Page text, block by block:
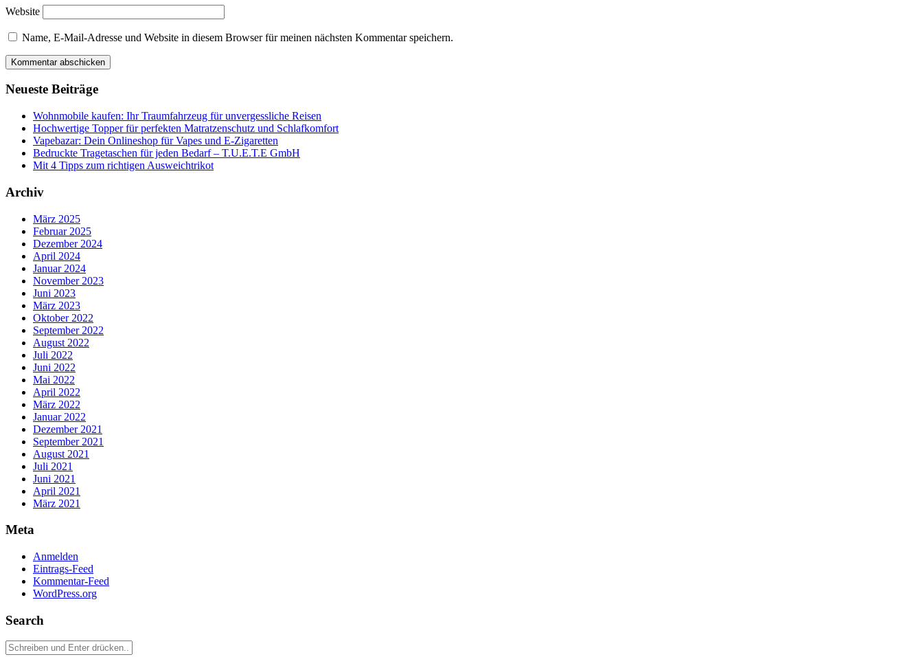
Website
Name, E-Mail-Adresse und Website in diesem Browser für meinen nächsten Kommentar speichern.
Neueste Beiträge
Wohnmobile kaufen: Ihr Traumfahrzeug für unvergessliche Reisen
Hochwertige Topper für perfekten Matratzenschutz und Schlafkomfort
Vapebazar: Dein Onlineshop für Vapes und E-Zigaretten
Bedruckte Tragetaschen für jeden Bedarf – T.U.E.T.E GmbH
Mit 4 Tipps zum richtigen Ausweichtrikot
Archiv
März 2025
Februar 2025
Dezember 2024
April 2024
Januar 2024
November 2023
Juni 2023
März 2023
Oktober 2022
September 2022
August 2022
Juli 2022
Juni 2022
Mai 2022
April 2022
März 2022
Januar 2022
Dezember 2021
September 2021
August 2021
Juli 2021
Juni 2021
April 2021
März 2021
Meta
Anmelden
Eintrags-Feed
Kommentar-Feed
WordPress.org
Search
Suchen